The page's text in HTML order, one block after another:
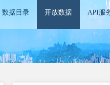
数据目录 开放数据 API服